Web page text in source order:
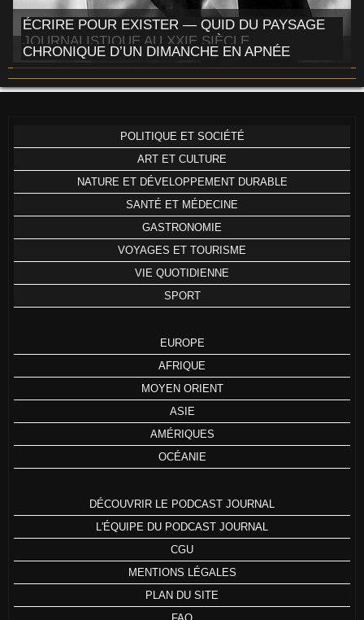
ÉCRIRE POUR EXISTER — QUID DU PAYSAGE
JOURNALISTIQUE AU XXIE SIÈCLE
CHRONIQUE D’UN DIMANCHE EN APNÉE
POLITIQUE ET SOCIÉTÉ
ART ET CULTURE
NATURE ET DÉVELOPPEMENT DURABLE
SANTÉ ET MÉDECINE
GASTRONOMIE
VOYAGES ET TOURISME
VIE QUOTIDIENNE
SPORT
EUROPE
AFRIQUE
MOYEN ORIENT
ASIE
AMÉRIQUES
OCÉANIE
DÉCOUVRIR LE PODCAST JOURNAL
L'ÉQUIPE DU PODCAST JOURNAL
CGU
MENTIONS LÉGALES
PLAN DU SITE